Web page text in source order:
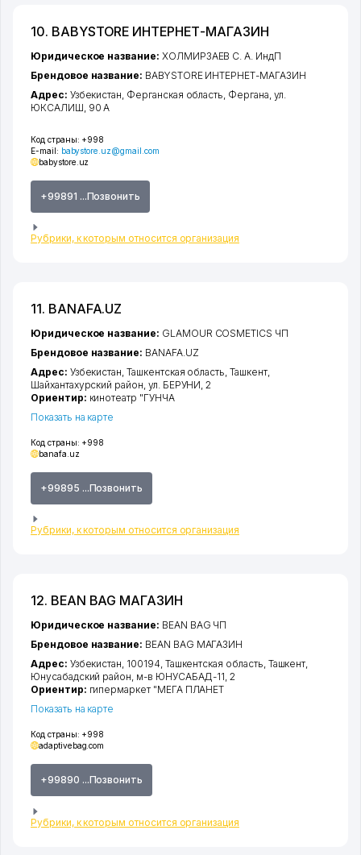
10. BABYSTORE ИНТЕРНЕТ-МАГАЗИН
Код страны: +998
E-mail: babystore.uz@gmail.com
babystore.uz
+99891 ...Позвонить
Рубрики, к которым относится организация
Юридическое название: ХОЛМИРЗАЕВ С. А. ИндП
Брендовое название: BABYSTORE ИНТЕРНЕТ-МАГАЗИН
Адрес: Узбекистан, Ферганская область Фергана ул.
ЮКСАЛИШ , 90 А
11. BANAFA.UZ
Код страны: +998
banafa.uz
+99895 ...Позвонить
Рубрики, к которым относится организация
Юридическое название: GLAMOUR COSMETICS ЧП
Брендовое название: BANAFA.UZ
Адрес: Узбекистан,Ташкентская область,Ташкент,
Шайхантахурский район, ул. БЕРУНИ, 2
Ориентир: кинотеатр "ГУНЧА
Показать на карте
12. BEAN BAG МАГАЗИН
Код страны: +998
adaptivebag.com
+99890 ...Позвонить
Рубрики, к которым относится организация
Юридическое название: BEAN BAG ЧП
Брендовое название: BEAN BAG МАГАЗИН
Адрес: Узбекистан, 100194, Ташкентская область, Ташкент,
Юнусабадский район, м-в ЮНУСАБАД-11, 2
Ориентир: гипермаркет "МЕГА ПЛАНЕТ
Показать на карте